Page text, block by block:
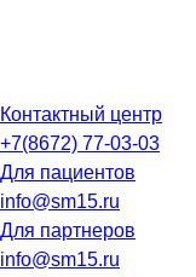
Контактный центр
+7(8672) 77-03-03
Для пациентов
info@sm15.ru
Для партнеров
info@sm15.ru